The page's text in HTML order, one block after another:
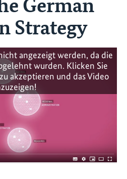
Strategy
angezeigt werden, da die
wurden. Klicken Sie
akzeptieren und das Video